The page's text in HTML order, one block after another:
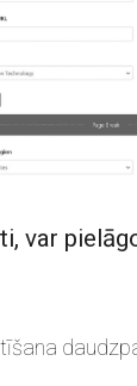
var